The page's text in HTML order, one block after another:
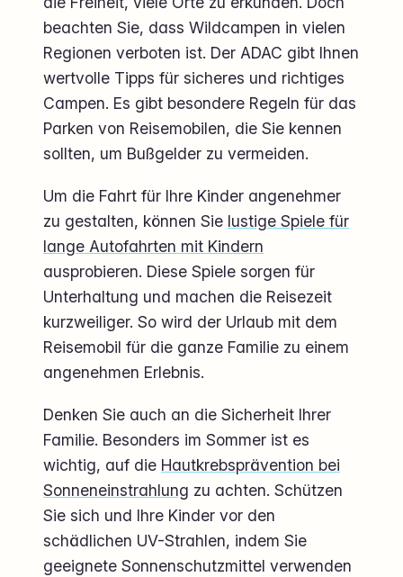
beachten Sie, dass Wildcampen in vielen
Regionen verboten ist. Der ADAC gibt Ihnen
wertvolle Tipps für sicheres und richtiges
Campen. Es gibt besondere Regeln für das
Parken von Reisemobilen, die Sie kennen
sollten, um Bußgelder zu vermeiden.
Um die Fahrt für Ihre Kinder angenehmer
zu gestalten, können Sie lustige Spiele für
lange Autofahrten mit Kindern
ausprobieren. Diese Spiele sorgen für
Unterhaltung und machen die Reisezeit
kurzweiliger. So wird der Urlaub mit dem
Reisemobil für die ganze Familie zu einem
angenehmen Erlebnis.
Denken Sie auch an die Sicherheit Ihrer
Familie. Besonders im Sommer ist es
wichtig, auf die Hautkrebsprävention bei
Sonneneinstrahlung zu achten. Schützen
Sie sich und Ihre Kinder vor den
schädlichen UV-Strahlen, indem Sie
geeignete Sonnenschutzmittel verwenden